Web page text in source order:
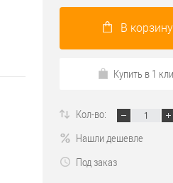
В корзину
Купить в 1
Кол-во:
Нашли дешевле
Под заказ